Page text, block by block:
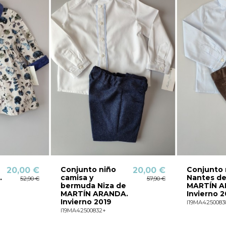
20,00 €
52,90 €
Conjunto niño
camisa y
bermuda Niza de
MARTÍN ARANDA.
Invierno 2019
I19MA42500832+
20,00 €
57,90 €
Conjunto
Nantes de
MARTÍN
Invierno